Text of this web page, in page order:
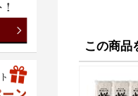
この商品